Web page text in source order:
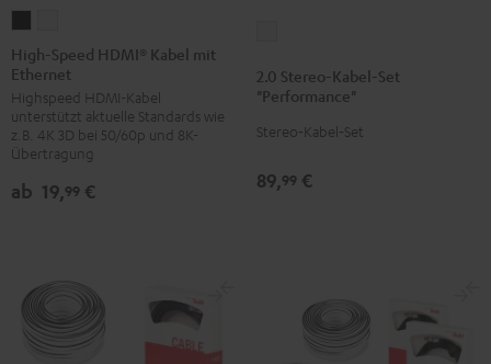
Speed
HDMI®
Kabel
mit
Ethernet
Speed
HDMI®
Kabel
mit
Ethernet
High-Speed HDMI® Kabel mit
Ethernet
Highspeed HDMI-Kabel
unterstützt aktuelle Standards wie
z.B. 4K 3D bei 50/60p und 8K-
Übertragung
ab 19,99 €
Kabel-
"Performance"
2.0 Stereo-Kabel-Set
"Performance"
Stereo‑Kabel‑Set
89,99 €